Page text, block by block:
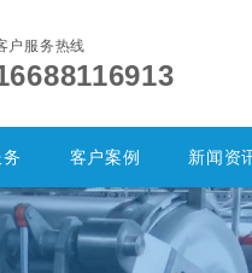
户服务热线
客户案例 新闻资